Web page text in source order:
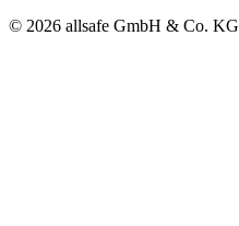
© 2026 allsafe GmbH & Co. KG